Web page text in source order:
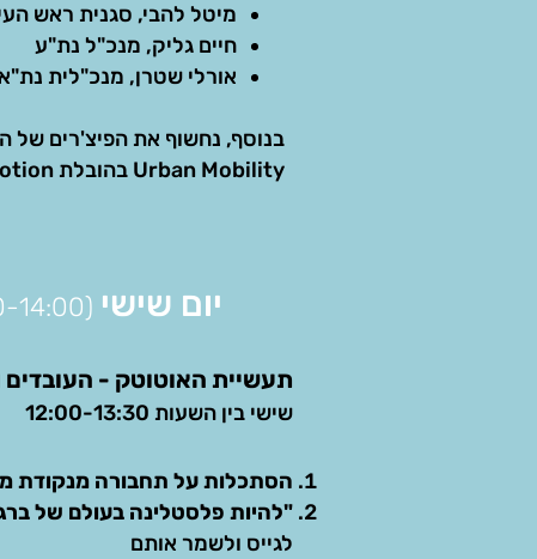
מיטל להבי, סגנית ראש
חיים גליק, מנכ"ל נת"ע
אורלי שטרן, מנכ"לית נת"א
בנוסף, נחשוף את הפיצ'רים של
Urban Mobility בהובלת EcoMotion ו-CityZone
יום שישי (10:00-14:00)
תעשיית האוטוטק - העובדים
שישי בין השעות 12:00-13:30
הסתכלות על תחבורה מנקודת
"להיות פלסטלינה בעולם של
לגייס ולשמר אותם